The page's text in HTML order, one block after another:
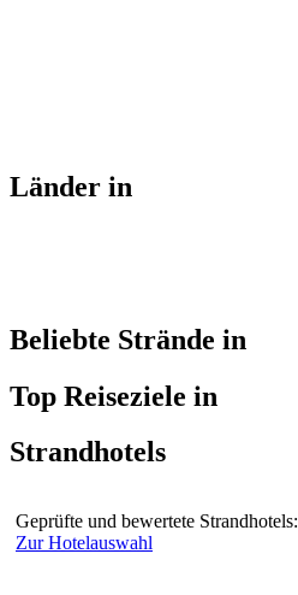
Länder in
Beliebte Strände in
Top Reiseziele in
Strandhotels
Geprüfte und bewertete Strandhotels:
Zur Hotelauswahl